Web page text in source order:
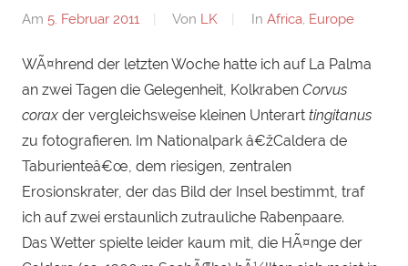
Am 5. Februar 2011 Von LK In Africa, Europe
WÃ¤hrend der letzten Woche hatte ich auf La Palma
an zwei Tagen die Gelegenheit, Kolkraben Corvus
corax der vergleichsweise kleinen Unterart tingitanus
zu fotografieren. Im Nationalpark â€žCaldera de
Taburienteâ€œ, dem riesigen, zentralen
Erosionskrater, der das Bild der Insel bestimmt, traf
ich auf zwei erstaunlich zutrauliche Rabenpaare.
Das Wetter spielte leider kaum mit, die HÃ¤nge der